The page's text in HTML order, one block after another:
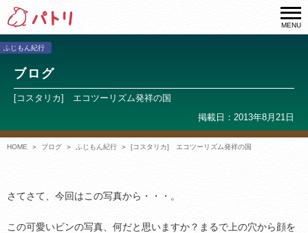
MENU
ふじもん紀行
ブログ
[コスタリカ] エコツーリズム発祥の国
掲載日：2013年8月21日
HOME ブログ ふじもん紀行 [コスタリカ] エコツーリズム発祥の国
さてさて、今回はこの写真から・・・。
この可愛いビンの写真、何だと思いますか？まるで上の穴から顔を